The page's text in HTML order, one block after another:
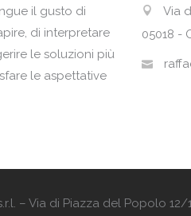
il gusto di
di interpretare
le soluzioni più
le aspettative
Via
05018 -
– Via di Piazza del Popolo